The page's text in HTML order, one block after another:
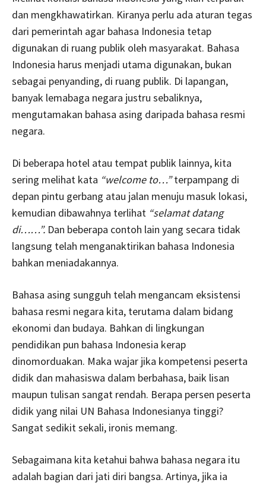
dan mengkhawatirkan. Kiranya perlu ada aturan tegas
dari pemerintah agar bahasa Indonesia tetap
digunakan di ruang publik oleh masyarakat. Bahasa
Indonesia harus menjadi utama digunakan, bukan
sebagai penyanding, di ruang publik. Di lapangan,
banyak lemabaga negara justru sebaliknya,
mengutamakan bahasa asing daripada bahasa resmi
negara.
Di beberapa hotel atau tempat publik lainnya, kita
sering melihat kata “welcome to…”terpampang di
depan pintu gerbang atau jalan menuju masuk lokasi,
kemudian dibawahnya terlihat “selamat datang
di……”. Dan beberapa contoh lain yang secara tidak
langsung telah menganaktirikan bahasa Indonesia
bahkan meniadakannya.
Bahasa asing sungguh telah mengancam eksistensi
bahasa resmi negara kita, terutama dalam bidang
ekonomi dan budaya. Bahkan di lingkungan
pendidikan pun bahasa Indonesia kerap
dinomorduakan. Maka wajar jika kompetensi peserta
didik dan mahasiswa dalam berbahasa, baik lisan
maupun tulisan sangat rendah. Berapa persen peserta
didik yang nilai UN Bahasa Indonesianya tinggi?
Sangat sedikit sekali, ironis memang.
Sebagaimana kita ketahui bahwa bahasa negara itu
adalah bagian dari jati diri bangsa. Artinya, jika ia